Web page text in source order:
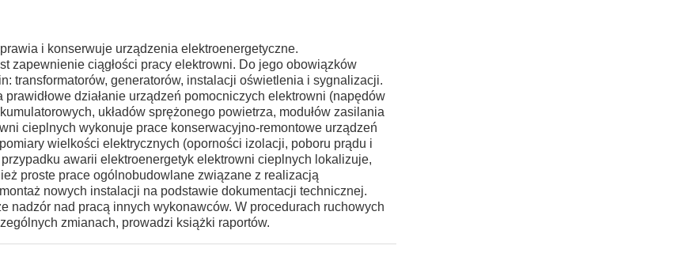
i konserwuje urządzenia elektroenergetyczne.
zapewnienie ciągłości pracy elektrowni. Do jego obowiązków
transformatorów, generatorów, instalacji oświetlenia i sygnalizacji.
działanie urządzeń pomocniczych elektrowni (napędów
układów sprężonego powietrza, modułów zasilania
cieplnych wykonuje prace konserwacyjno-remontowe urządzeń
wielkości elektrycznych (oporności izolacji, poboru prądu i
awarii elektroenergetyk elektrowni cieplnych lokalizuje,
proste prace ogólnobudowlane związane z realizacją
nowych instalacji na podstawie dokumentacji technicznej.
nadzór nad pracą innych wykonawców. W procedurach ruchowych
zmianach, prowadzi książki raportów.